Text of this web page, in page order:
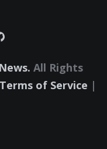
All Rights
Terms of Service |